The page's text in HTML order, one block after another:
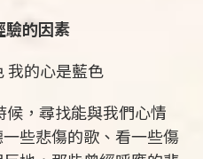
驗的因素
我的心是藍色
，尋找能與我們心情
些悲傷的歌、看一些傷